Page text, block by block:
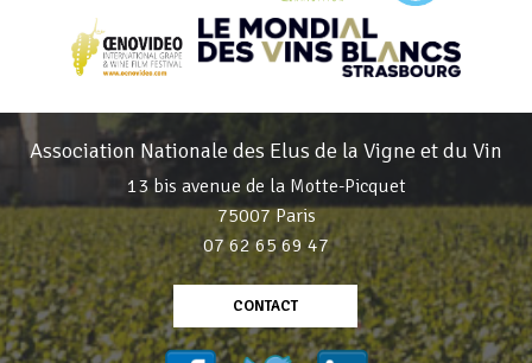
Association Nationale des Elus de la Vigne et du Vin
13 bis avenue de la Motte-Picquet
75007 Paris
07 62 65 69 47
CONTACT